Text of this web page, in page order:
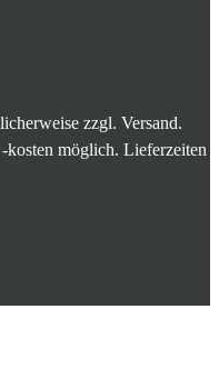
zzgl. Versand.
kosten möglich. Lieferzeiten